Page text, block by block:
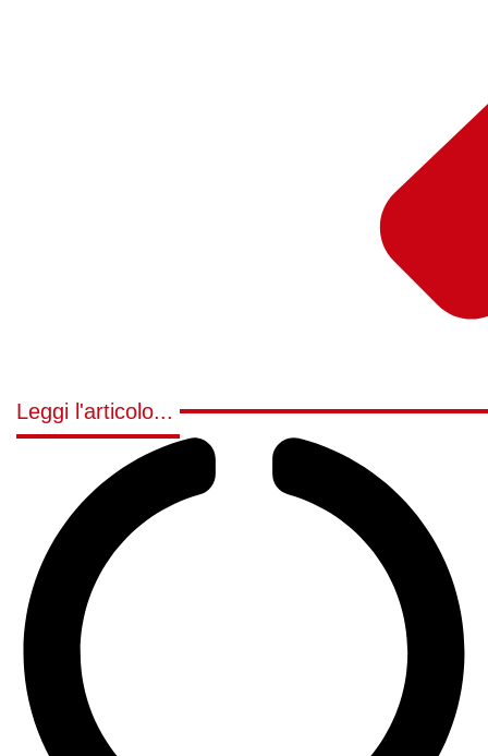
Leggi l'articolo...